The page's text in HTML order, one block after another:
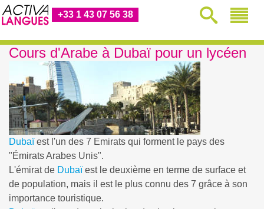
+33 1 43 07 56 38
Cours d'Arabe à Dubaï pour un lycéen
Dubaïest l'un des 7 Emirats qui forment le pays des
"Émirats Arabes Unis".
L'émirat de Dubaïest le deuxième en terme de surface et
de population, mais il est le plus connu des 7 grâce à son
importance touristique.